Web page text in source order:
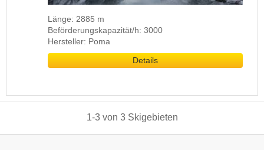
Länge: 2885 m
Beförderungskapazität/h: 3000
Hersteller: Poma
Details
1-3von 3 Skigebieten